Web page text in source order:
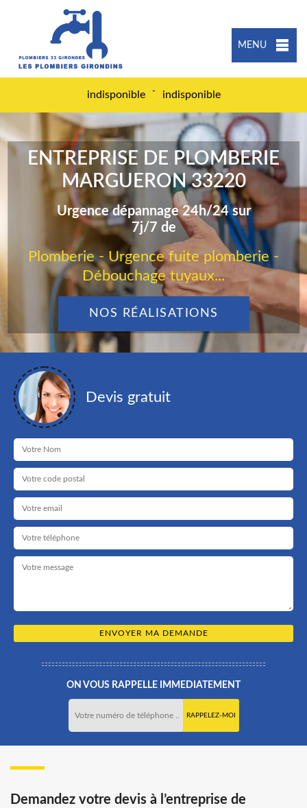
MENU
indisponible - indisponible
ENTREPRISE DE PLOMBERIE
MARGUERON 33220
Urgence dépannage 24h/24 sur
7j/7 de
Plomberie - Urgence fuite plomberie -
Débouchage tuyaux...
NOS RÉALISATIONS
Devis gratuit
ON VOUS RAPPELLE IMMEDIATEMENT
Demandez votre devis à l’entreprise de